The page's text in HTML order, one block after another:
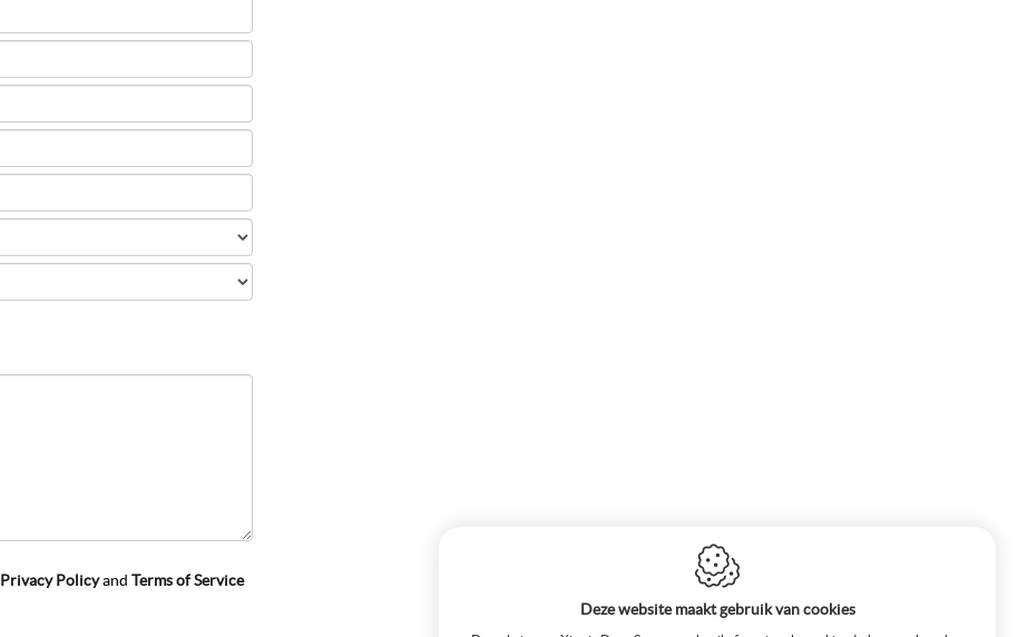
Privacy Policyand Terms of Service
Deze website maakt gebruik van cookies